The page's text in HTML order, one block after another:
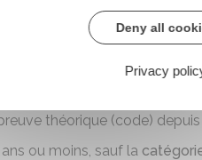
école ou en candidat libre
remplir au moins
théorique (code)
ou moins, sauf la
Deny all
Privacy